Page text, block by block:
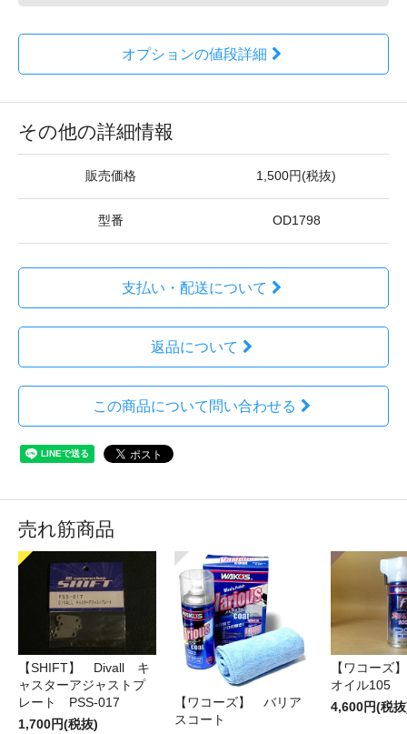
オプションの値段詳細
その他の詳細情報
販売価格 1,500円(税抜)
型番 OD1798
支払い・配送について
返品について
この商品について問い合わせる
売れ筋商品
【SHIFT】 Divall キ
ャスターアジャストプ
レート PSS-017
1,700円(税抜)
【ワコーズ】 バリア
スコート
【ワコーズ
オイル105
4,600円(税